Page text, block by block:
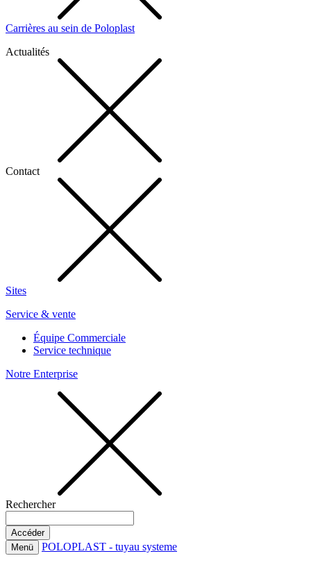
Carrières au sein de Poloplast
Actualités
Contact
Sites
Service & vente
Équipe Commerciale
Service technique
Notre Enterprise
Rechercher
Menü POLOPLAST - tuyau systeme